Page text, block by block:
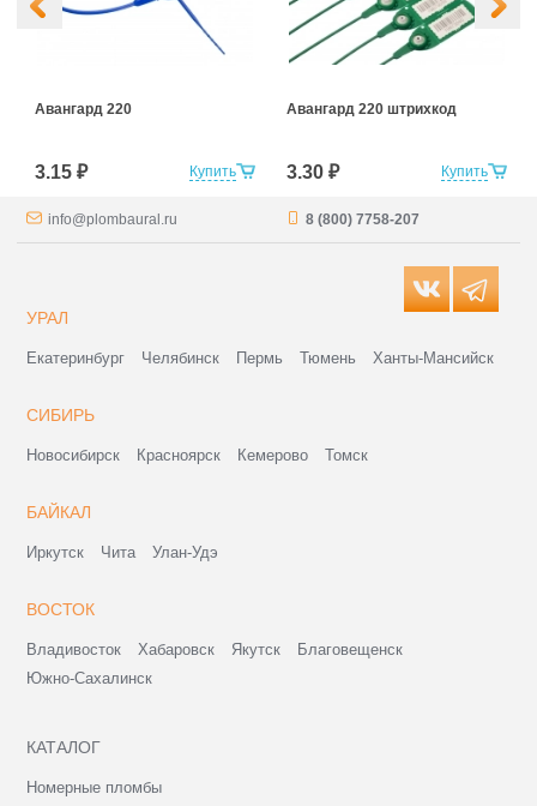
Купить
Авангард 220
3.15 ₽ Купить
Авангард 220 штрихкод
3.30 ₽
info@plombaural.ru 8 (800) 7758-207
УРАЛ
Екатеринбург Челябинск Пермь Тюмень Ханты-Мансийск
СИБИРЬ
Новосибирск Красноярск Кемерово Томск
БАЙКАЛ
Иркутск Чита Улан-Удэ
ВОСТОК
Владивосток Хабаровск Якутск
Благовещенск
Южно-Сахалинск
КАТАЛОГ
Номерные пломбы